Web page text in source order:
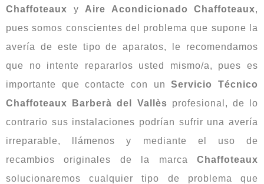
Chaffoteaux y Aire Acondicionado Chaffoteaux,
pues somos conscientes del problema que supone la
avería de este tipo de aparatos, le recomendamos
que no intente repararlos usted mismo/a, pues es
importante que contacte con unServicio Técnico
Chaffoteaux Barberà del Vallès profesional, de lo
contrario sus instalaciones podrían sufrir una avería
irreparable, llámenos y mediante el uso de
recambios originales de la marca Chaffoteaux
solucionaremos cualquier tipo de problema que